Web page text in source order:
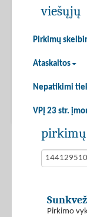
Pirkimų
Ataskaitos
Nepatikimi
VPĮ 23 str.
viešųjų
pirkimų
Pirkimo